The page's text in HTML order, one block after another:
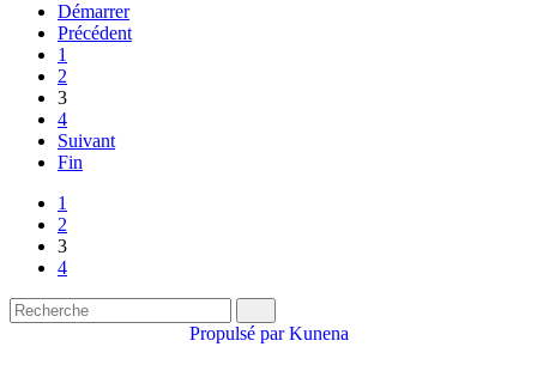
Démarrer
Précédent
1
2
3
4
Suivant
Fin
1
2
3
4
Propulsé parKunena